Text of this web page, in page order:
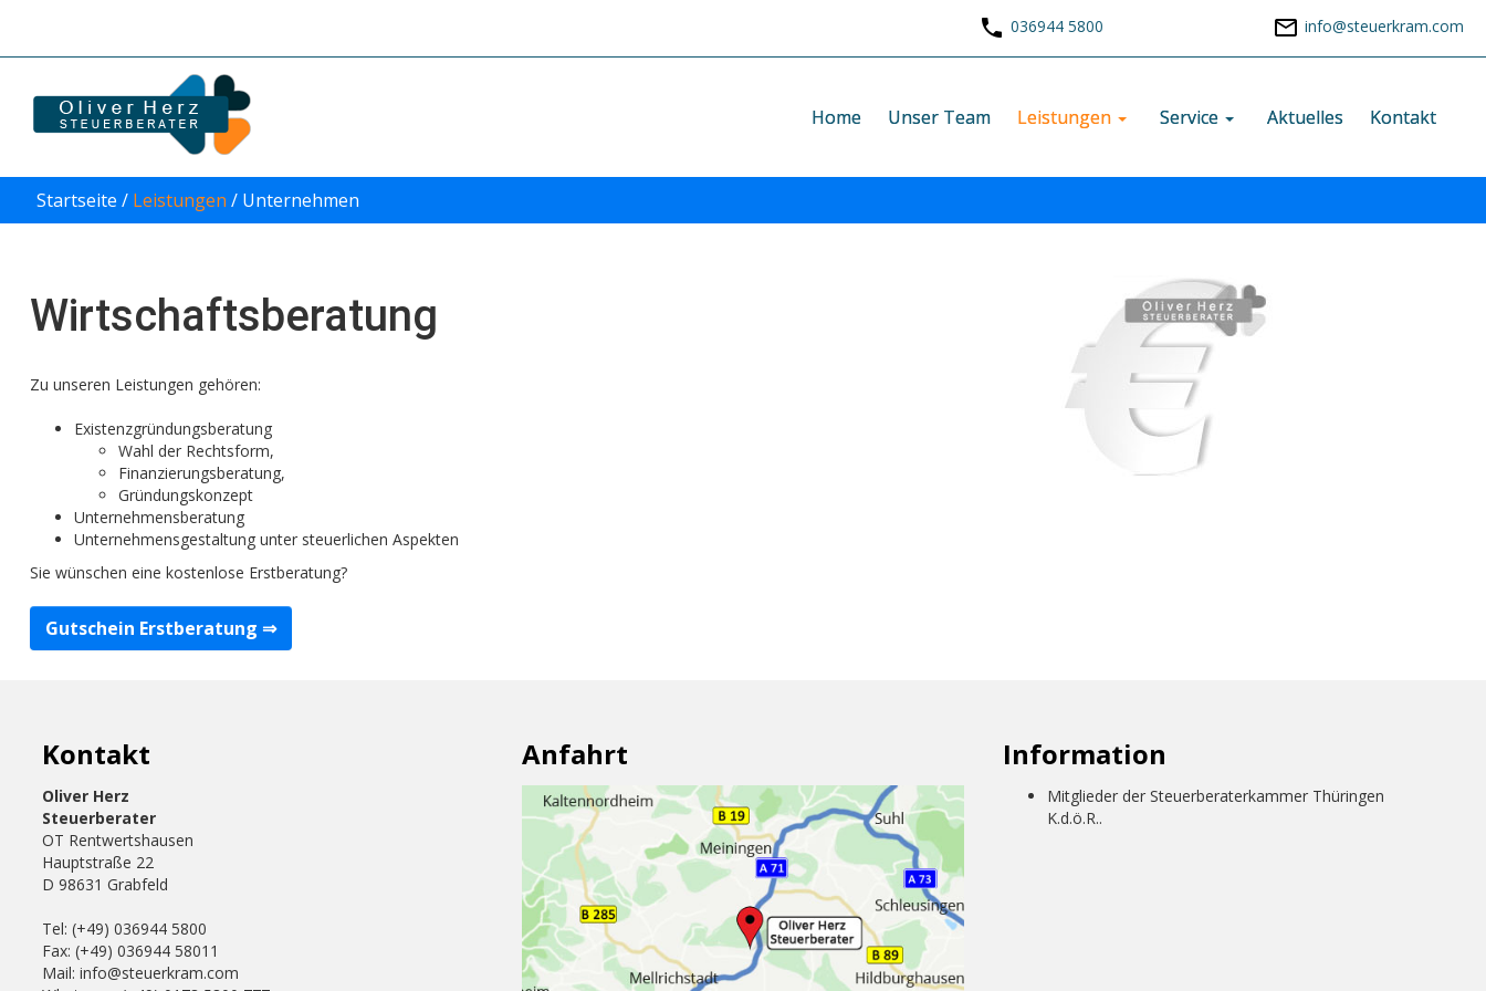
036944 5800 info@steuerkram.com
Home Unser Team Leistungen Service Aktuelles Kontakt
Startseite / Leistungen / Unternehmen
Wirtschaftsberatung
Zu unseren Leistungen gehören:
Existenzgründungsberatung
Wahl der Rechtsform,
Finanzierungsberatung,
Gründungskonzept
Unternehmensberatung
Unternehmensgestaltung unter steuerlichen Aspekten
Sie wünschen eine kostenlose Erstberatung?
Gutschein Erstberatung ⇒
Kontakt
Oliver Herz
Steuerberater
OT Rentwertshausen
Hauptstraße 22
D 98631 Grabfeld
Tel: (+49) 036944 5800
Fax: (+49) 036944 58011
Mail: info@steuerkram.com
Anfahrt Information
Mitglieder der Steuerberaterkammer Thüringen
K.d.ö.R..